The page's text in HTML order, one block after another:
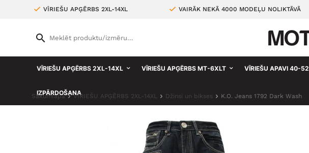
VĪRIEŠU APĢĒRBS 2XL-14XL VAIRĀK NEKĀ 4000 MODEĻU NOLIKTĀVĀ
VĪRIEŠU APĢĒRBS 2XL-14XL VĪRIEŠU APĢĒRBS MT-6XLT VĪRIEŠU APAVI 40-52
IZPĀRDOŠANA
Sākumlapa VĪRIEŠU APĢĒRBS 2XL-14XL Džinsi un bikses K.O. Jeans 1792 Dark Wash